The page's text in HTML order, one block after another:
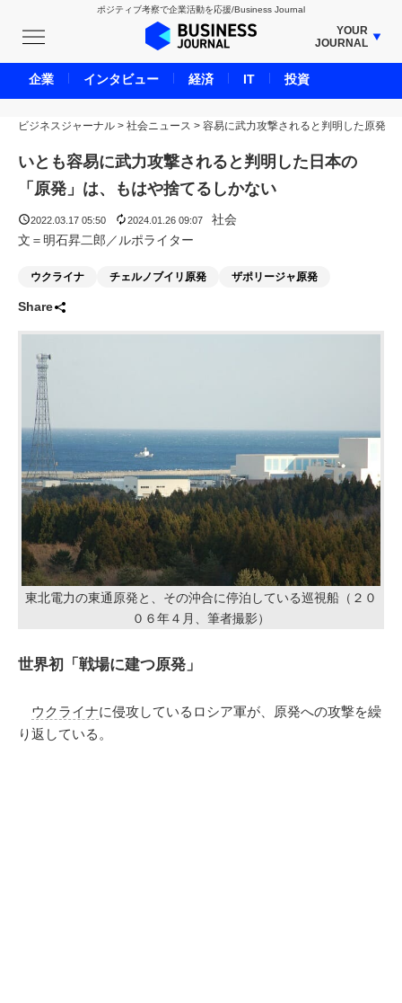
ポジティブ考察で企業活動を応援/Business Journal
YOUR
JOURNAL
BUSINESS JOURNAL
UNICORN JOURNAL
CARBON CREDITS JOURNAL
IVS JOURNAL
ENERGY MANAGEMENT JOURNAL
LIFE ENDING JOURNAL
ビジネスジャーナル > 社会ニュース > 容易に武力攻撃されると判明した原発
いとも容易に武力攻撃されると判明した日本の
「原発」は、もはや捨てるしかない
2022.03.17 05:50 2024.01.26 09:07
社会
文＝明石昇二郎／ルポライター
ウクライナ チェルノブイリ原発 ザポリージャ原発
Share
東北電力の東通原発と、その沖合に停泊している巡視船（２０
０６年４月、筆者撮影）
世界初「戦場に建つ原発」
ウクライナに侵攻しているロシア軍が、原発への攻撃を繰
り返している。
企業 インタビュー 経済 IT 投資